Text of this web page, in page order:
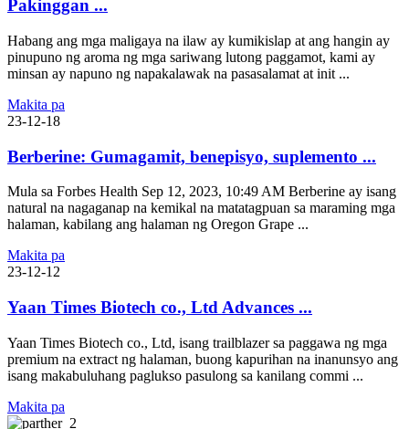
Pakinggan ...
Habang ang mga maligaya na ilaw ay kumikislap at ang hangin ay
pinupuno ng aroma ng mga sariwang lutong paggamot, kami ay
minsan ay napuno ng napakalawak na pasasalamat at init ...
Makita pa
23-12-18
Berberine: Gumagamit, benepisyo, suplemento ...
Mula sa Forbes Health Sep 12, 2023, 10:49 AM Berberine ay isang
natural na nagaganap na kemikal na matatagpuan sa maraming mga
halaman, kabilang ang halaman ng Oregon Grape ...
Makita pa
23-12-12
Yaan Times Biotech co., Ltd Advances ...
Yaan Times Biotech co., Ltd, isang trailblazer sa paggawa ng mga
premium na extract ng halaman, buong kapurihan na inanunsyo ang
isang makabuluhang paglukso pasulong sa kanilang commi ...
Makita pa